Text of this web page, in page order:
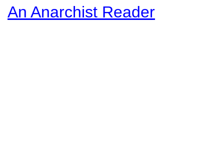
An Anarchist Reader